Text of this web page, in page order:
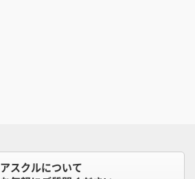
アスクルについて